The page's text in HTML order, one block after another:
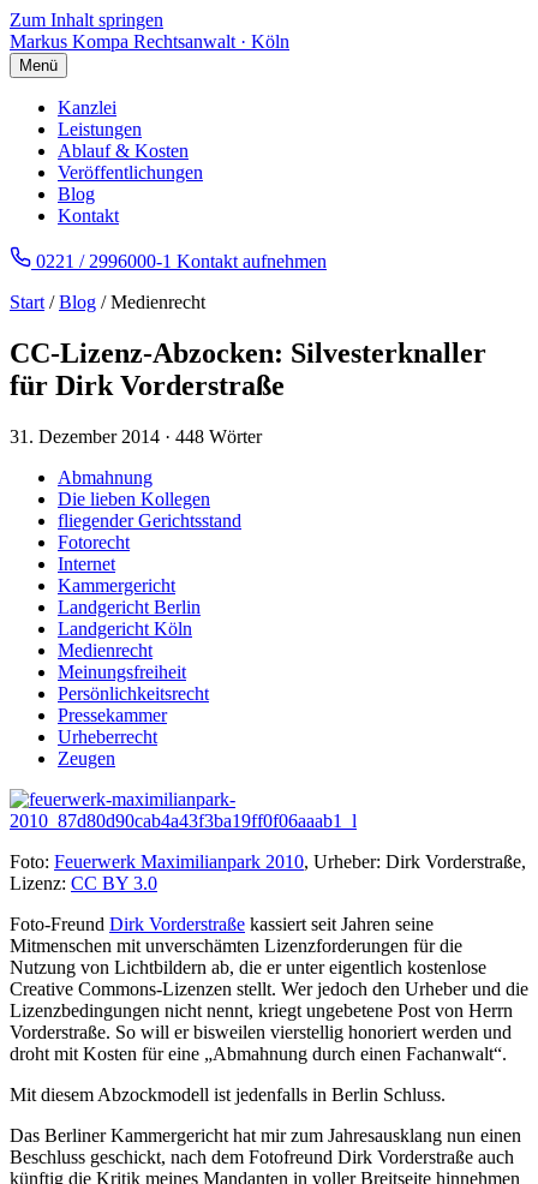
Zum Inhalt springen
Markus Kompa Rechtsanwalt · Köln
Menü
Kanzlei
Leistungen
Ablauf & Kosten
Veröffentlichungen
Blog
Kontakt
0221 / 2996000-1 Kontakt aufnehmen
Start /Blog / Medienrecht
CC-Lizenz-Abzocken: Silvesterknaller
für Dirk Vorderstraße
31. Dezember 2014 · 448 Wörter
Abmahnung
Die lieben Kollegen
fliegender Gerichtsstand
Fotorecht
Internet
Kammergericht
Landgericht Berlin
Landgericht Köln
Medienrecht
Meinungsfreiheit
Persönlichkeitsrecht
Pressekammer
Urheberrecht
Zeugen
Foto: Feuerwerk Maximilianpark 2010, Urheber: Dirk Vorderstraße,
Lizenz: CC BY 3.0
Foto-Freund Dirk Vorderstraße kassiert seit Jahren seine
Mitmenschen mit unverschämten Lizenzforderungen für die
Nutzung von Lichtbildern ab, die er unter eigentlich kostenlose
Creative Commons-Lizenzen stellt. Wer jedoch den Urheber und die
Lizenzbedingungen nicht nennt, kriegt ungebetene Post von Herrn
Vorderstraße. So will er bisweilen vierstellig honoriert werden und
droht mit Kosten für eine „Abmahnung durch einen Fachanwalt“.
Mit diesem Abzockmodell ist jedenfalls in Berlin Schluss.
Das Berliner Kammergericht hat mir zum Jahresausklang nun einen
Beschluss geschickt, nach dem Fotofreund Dirk Vorderstraße auch
künftig die Kritik meines Mandanten in voller Breitseite hinnehmen